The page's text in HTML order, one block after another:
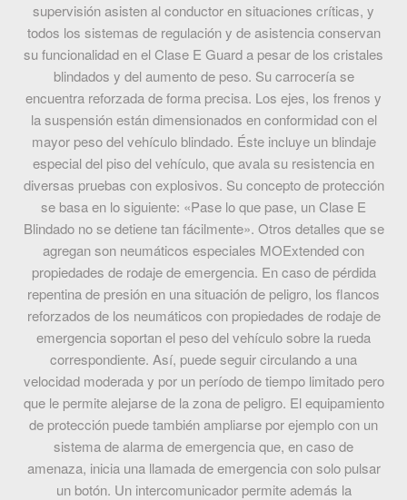
supervisión asisten al conductor en situaciones críticas, y
todos los sistemas de regulación y de asistencia conservan
su funcionalidad en el Clase E Guard a pesar de los cristales
blindados y del aumento de peso. Su carrocería se
encuentra reforzada de forma precisa. Los ejes, los frenos y
la suspensión están dimensionados en conformidad con el
mayor peso del vehículo blindado. Éste incluye un blindaje
especial del piso del vehículo, que avala su resistencia en
diversas pruebas con explosivos. Su concepto de protección
se basa en lo siguiente: «Pase lo que pase, un Clase E
Blindado no se detiene tan fácilmente». Otros detalles que se
agregan son neumáticos especiales MOExtended con
propiedades de rodaje de emergencia. En caso de pérdida
repentina de presión en una situación de peligro, los flancos
reforzados de los neumáticos con propiedades de rodaje de
emergencia soportan el peso del vehículo sobre la rueda
correspondiente. Así, puede seguir circulando a una
velocidad moderada y por un período de tiempo limitado pero
que le permite alejarse de la zona de peligro. El equipamiento
de protección puede también ampliarse por ejemplo con un
sistema de alarma de emergencia que, en caso de
amenaza, inicia una llamada de emergencia con solo pulsar
un botón. Un intercomunicador permite además la